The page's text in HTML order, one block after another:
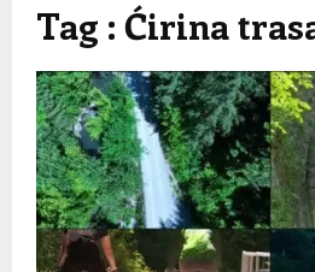
Tag : Ćirina